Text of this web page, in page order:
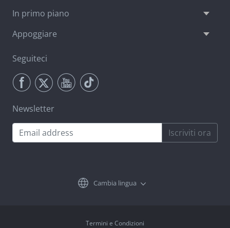
In primo piano
Appoggiare
Seguiteci
Newsletter
Iscriviti ora
Cambia lingua
Termini e Condizioni